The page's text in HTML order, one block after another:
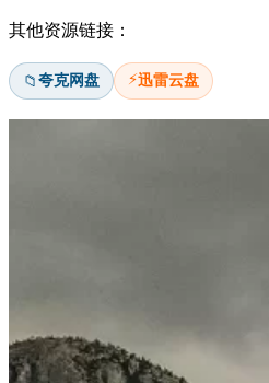
其他资源链接：
📁夸克网盘 ⚡迅雷云盘